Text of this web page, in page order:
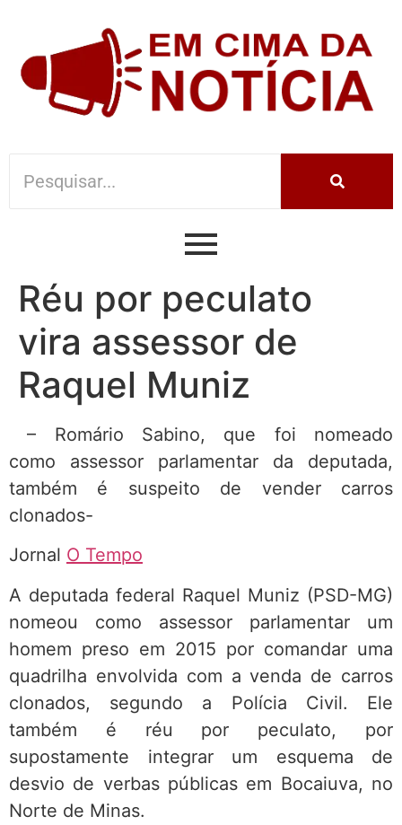
Réu por peculato
vira assessor de
Raquel Muniz
– Romário Sabino, que foi nomeado
como assessor parlamentar da deputada,
também é suspeito de vender carros
clonados-
Jornal O Tempo
A deputada federal Raquel Muniz (PSD-MG)
nomeou como assessor parlamentar um
homem preso em 2015 por comandar uma
quadrilha envolvida com a venda de carros
clonados, segundo a Polícia Civil. Ele
também é réu por peculato, por
supostamente integrar um esquema de
desvio de verbas públicas em Bocaiuva, no
Norte de Minas.